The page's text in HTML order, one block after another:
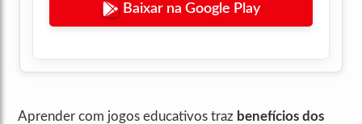
Baixar na Google Play
Aprender com jogos educativos traz benefícios dos